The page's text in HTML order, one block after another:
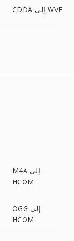
CDDA إلى WVE
M4A إلى
HCOM
OGG إلى
HCOM